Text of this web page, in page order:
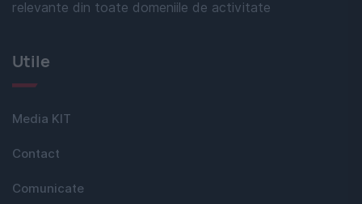
relevante din toate domeniile de activitate
Utile
Media KIT
Contact
Comunicate